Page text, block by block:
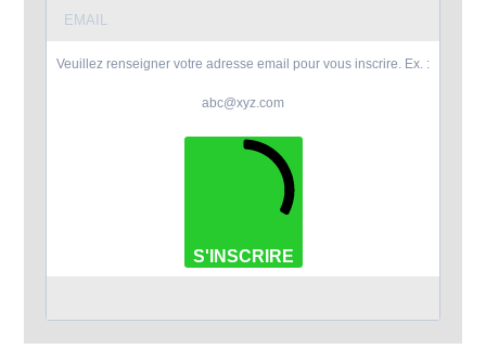
Veuillez renseigner votre adresse email pour vous inscrire. Ex. :
abc@xyz.com
S'INSCRIRE